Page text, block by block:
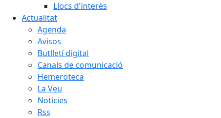
Llocs d'interès
Actualitat
Agenda
Avisos
Butlletí digital
Canals de comunicació
Hemeroteca
La Veu
Notícies
Rss